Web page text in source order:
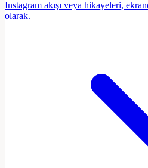
Instagram akışı veya hikayeleri,
olarak.